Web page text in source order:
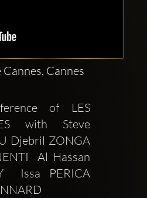
Cannes, Cannes
of LES
with Steve
Djebril ZONGA
Al Hassan
Issa PERICA